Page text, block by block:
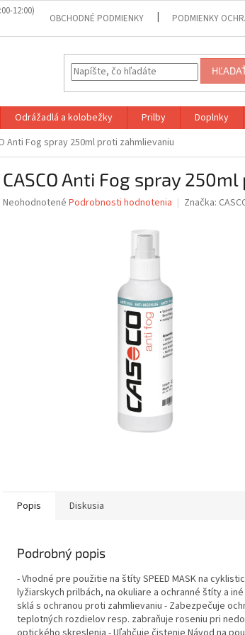
12:00)
OBCHODNÉ PODMIENKY PODMIENKY
Odrážadlá a kolobežky Prilby Doplnky
Anti Fog spray 250ml proti zahmlievaniu
CASCO Anti Fog spray
Priemerné
Neohodnotené Podrobnosti hodnotenia Značka:
Popis Diskusia
Podrobný popis
- Vhodné pre použitie na štíty SPEED MASK na
lyžiarskych prilbách, na okuliare a ochranné štíty a
sklá s ochranou proti zahmlievaniu - Zabezpečuje
teplotných rozdielov resp. zabraňuje roseniu pri